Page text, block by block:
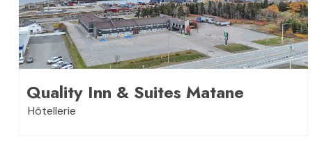
Quality Inn & Suites Matane
Hôtellerie